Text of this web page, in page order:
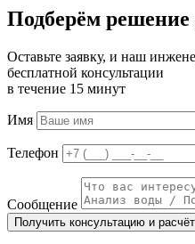
Подберём решение
Оставьте заявку, и наш
бесплатной консультации
в течение 15 минут
Имя
Телефон
Сообщение
Получить консультацию и расчёт